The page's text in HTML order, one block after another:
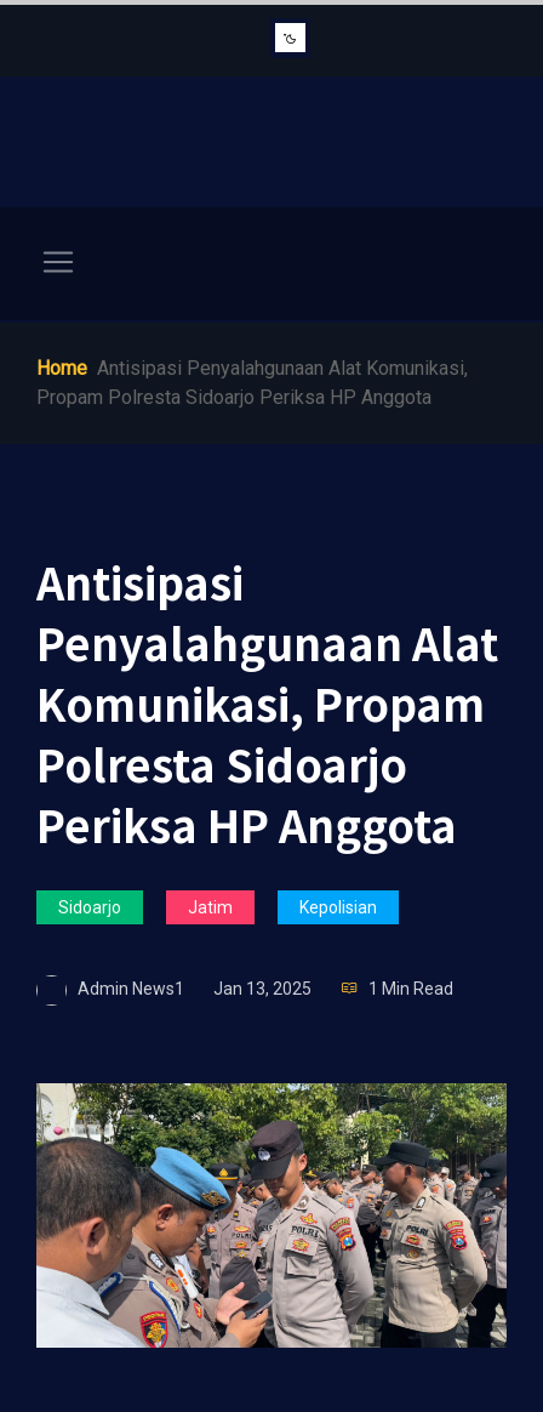
Home Antisipasi Penyalahgunaan Alat Komunikasi,
Propam Polresta Sidoarjo Periksa HP Anggota
Antisipasi
Penyalahgunaan Alat
Komunikasi, Propam
Polresta Sidoarjo
Periksa HP Anggota
Sidoarjo Jatim Kepolisian
Admin News1 Jan 13, 2025 1 Min Read